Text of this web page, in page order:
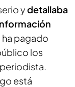
ydetallaba
ha pagado
los
está